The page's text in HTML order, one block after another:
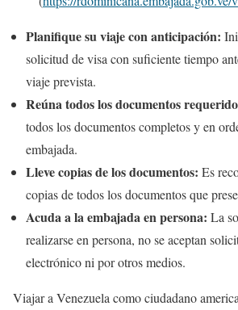
Planifique su viaje con anticipación:
solicitud de visa con suficiente tiempo
viaje prevista.
Reúna todos los documentos
todos los documentos completos y en
embajada.
Lleve copias de los documentos: Es
copias de todos los documentos que
Acuda a la embajada en persona: La
realizarse en persona, no se aceptan
electrónico ni por otros medios.
Viajar a Venezuela como ciudadano